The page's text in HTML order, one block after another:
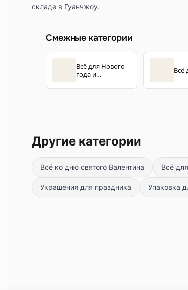
складе в Гуанчжоу.
Смежные категории
Всё для Нового
года и
Всё
Другие категории
Всё ко дню святого Валентина Всё
Украшения для праздника Упаковка